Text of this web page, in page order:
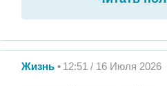
Жизнь 12:51 / 16 Июля 2026